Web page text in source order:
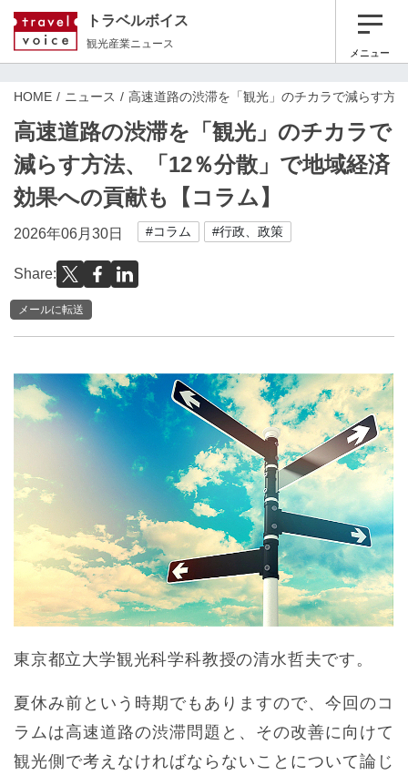
トラベルボイス
観光産業ニュース
メニュー
HOME ニュース 高速道路の渋滞を「観光」のチカラで減らす方
高速道路の渋滞を「観光」のチカラで
減らす方法、「12％分散」で地域経済
効果への貢献も【コラム】
2026年06月30日 #コラム #行政、政策
Share:
メールに転送
東京都立大学観光科学科教授の清水哲夫です。
夏休み前という時期でもありますので、今回のコ
ラムは高速道路の渋滞問題と、その改善に向けて
観光側で考えなければならないことについて論じ